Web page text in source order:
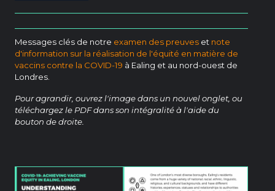
Messages clés de notre examen des preuves et note
d'information sur la réalisation de l'équité en matière de
vaccins contre la COVID-19 à Ealing et au nord-ouest de
Londres.
Pour agrandir, ouvrez l'image dans un nouvel onglet, ou
téléchargez le PDF dans son intégralité à l'aide du
bouton de droite.